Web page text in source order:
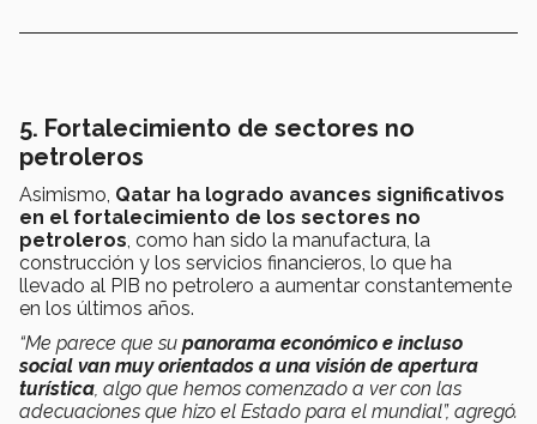
5. Fortalecimiento de sectores no
petroleros
Asimismo, Qatar ha logrado avances significativos
en el fortalecimiento de los sectores no
petroleros, como han sido la manufactura, la
construcción y los servicios financieros, lo que ha
llevado al PIB no petrolero a aumentar constantemente
en los últimos años.
“Me parece que su panorama económico e incluso
social van muy orientados a una visión de apertura
turística, algo que hemos comenzado a ver con las
adecuaciones que hizo el Estado para el mundial”, agregó.